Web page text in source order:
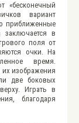
«бесконечный
вариант
приближенные
заключается в
поля от
очки. На
время.
изображения
две боковых
Играть в
благодаря